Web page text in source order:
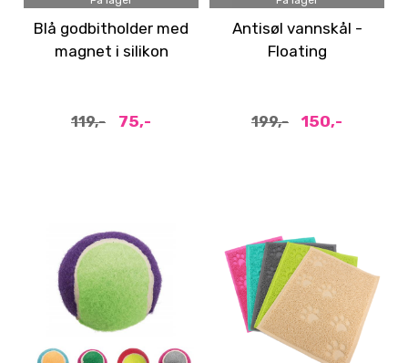
Blå godbitholder med
magnet i silikon
119,- 75,-
Antisøl vannskål -
Floating
199,- 150,-